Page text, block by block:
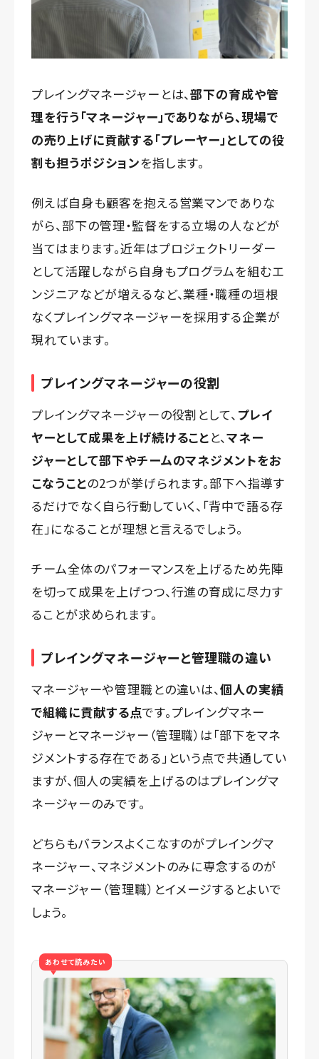
プレイングマネージャーとは、部下の育成や管
理を行う「マネージャー」でありながら、現場で
の売り上げに貢献する「プレーヤー」としての役
割も担うポジションを指します。
例えば自身も顧客を抱える営業マンでありな
がら、部下の管理・監督をする立場の人などが
当てはまります。近年はプロジェクトリーダー
として活躍しながら自身もプログラムを組むエ
ンジニアなどが増えるなど、業種・職種の垣根
なくプレイングマネージャーを採用する企業が
現れています。
プレイングマネージャーの役割
プレイングマネージャーの役割として、 プレイ
ヤーとして成果を上げ続けることと、マネー
ジャーとして部下やチームのマネジメントをお
こなうことの2つが挙げられます。部下へ指導す
るだけでなく自ら行動していく、「背中で語る存
在」になることが理想と言えるでしょう。
チーム全体のパフォーマンスを上げるため先陣
を切って成果を上げつつ、行進の育成に尽力す
ることが求められます。
プレイングマネージャーと管理職の違い
マネージャーや管理職との違いは、個人の実績
で組織に貢献する点です。プレイングマネー
ジャーとマネージャー（管理職）は「部下をマネ
ジメントする存在である」という点で共通してい
ますが、個人の実績を上げるのはプレイングマ
ネージャーのみです。
どちらもバランスよくこなすのがプレイングマ
ネージャー、マネジメントのみに専念するのが
マネージャー（管理職）とイメージするとよいで
しょう。
あわせて読みたい